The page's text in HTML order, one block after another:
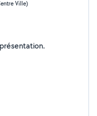
Ville)
Je n'ai pas encore renseigné ma présentation.